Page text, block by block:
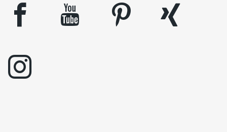
facebook youtube pinterest
xing
instagram